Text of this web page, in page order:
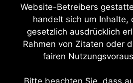
Website-Betreibers
handelt sich um Inhalte,
gesetzlich ausdrücklich
Rahmen von Zitaten oder
fairen